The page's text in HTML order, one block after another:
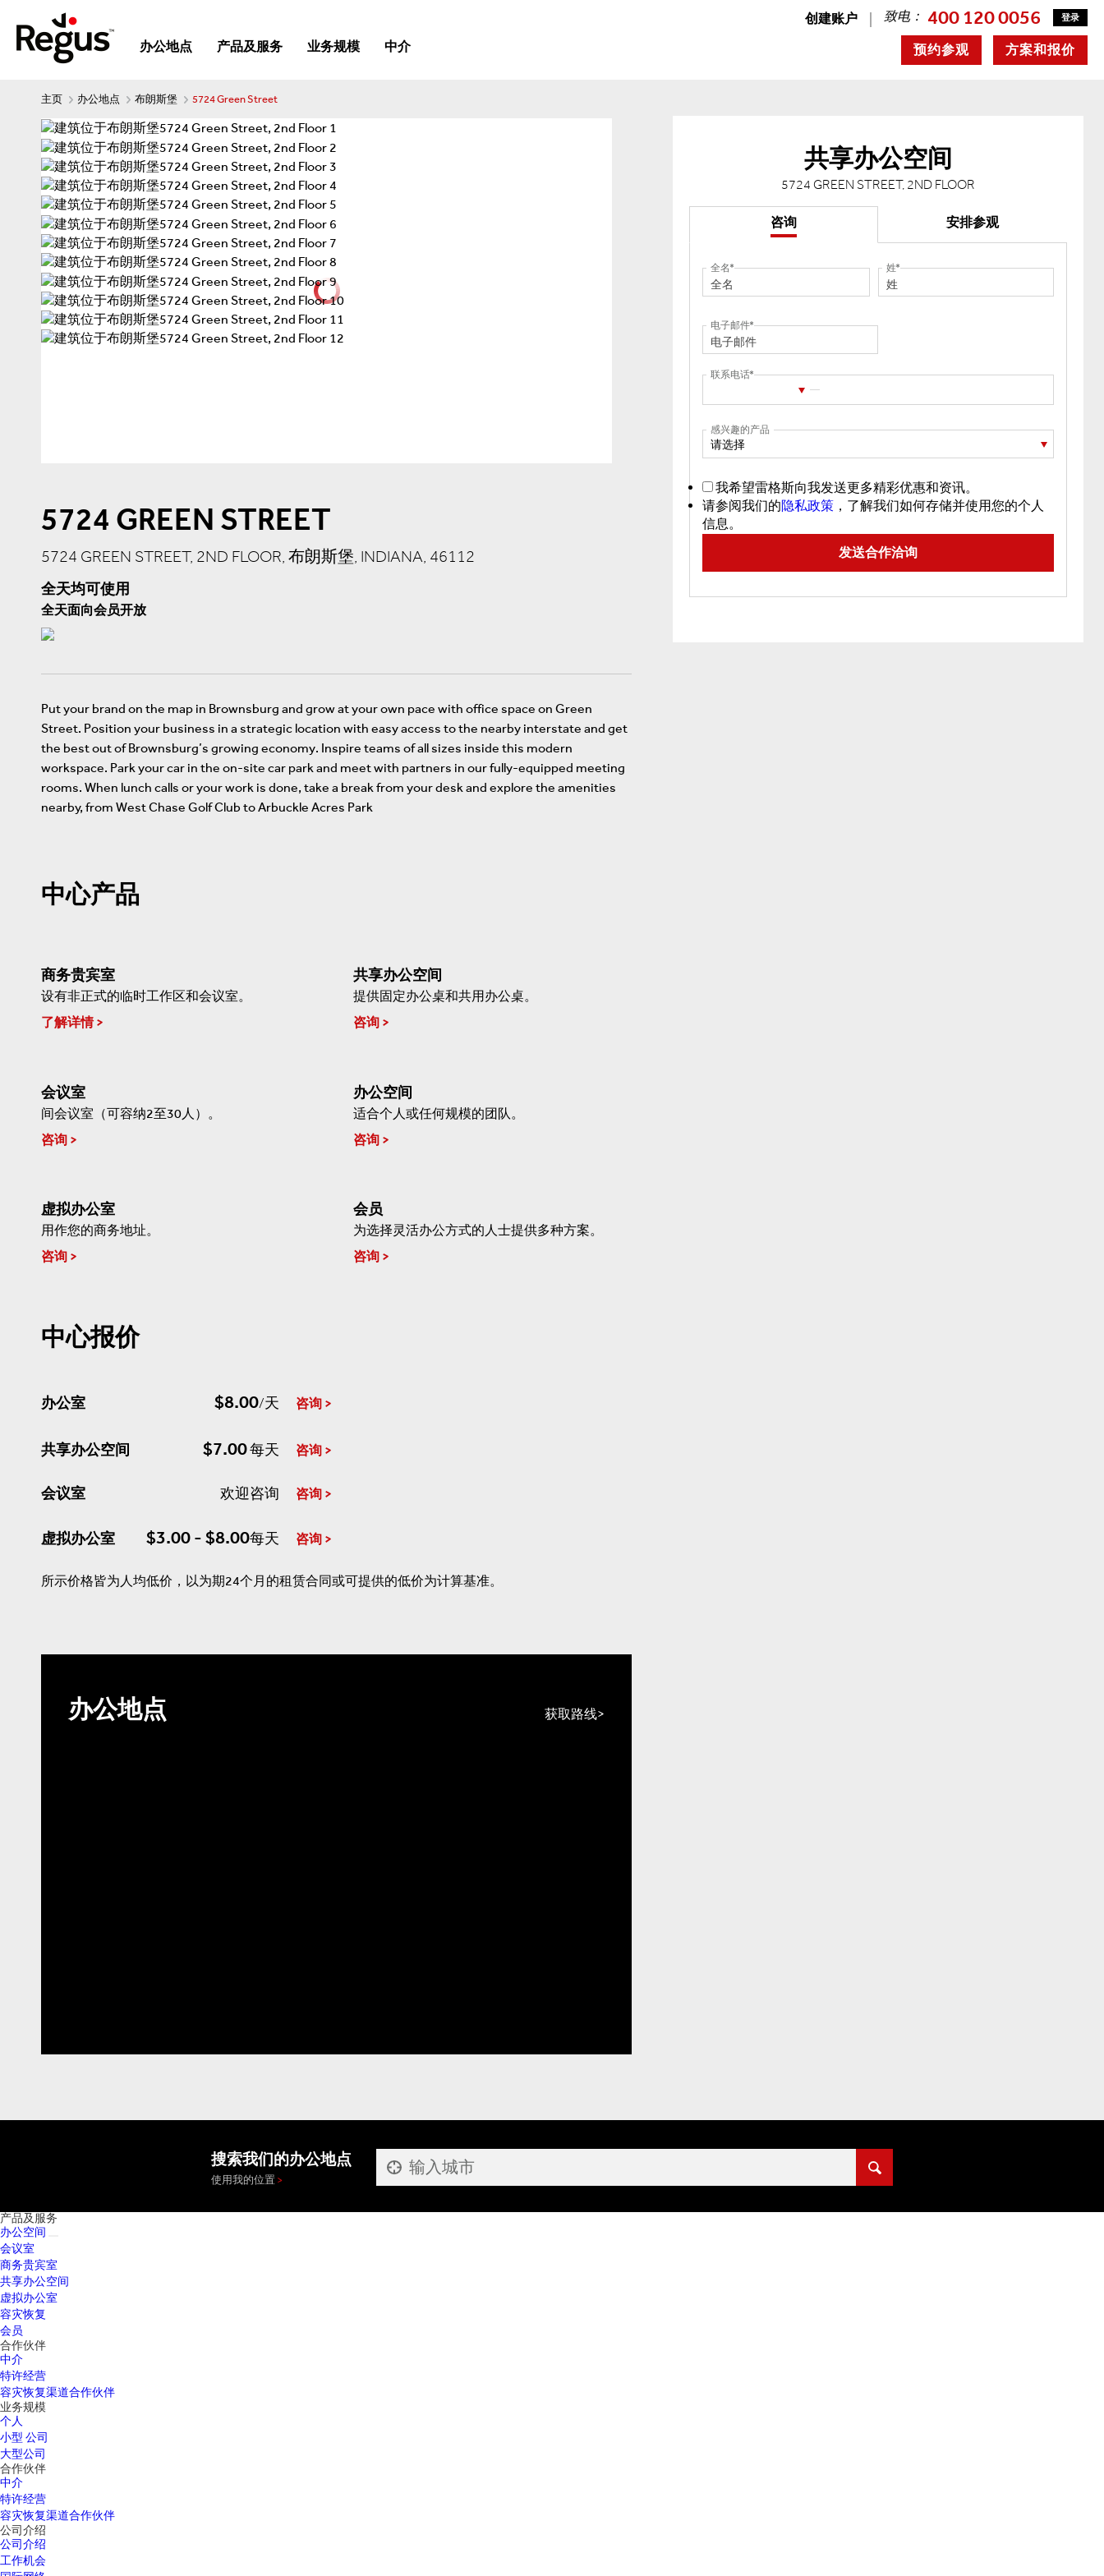
创建账户 致电： 400 120 0056 登录
方案和报价
预约参观
办公地点 产品及服务 业务规模 中介
主页 办公地点 布朗斯堡 5724 Green Street
5724 GREEN STREET
5724 GREEN STREET, 2ND FLOOR, 布朗斯堡, INDIANA, 46112
全天均可使用
全天面向会员开放
Put your brand on the map in Brownsburg and grow at your own pace with office space on Green
Street. Position your business in a strategic location with easy access to the nearby interstate and get
the best out of Brownsburg’s growing economy. Inspire teams of all sizes inside this modern
workspace. Park your car in the on-site car park and meet with partners in our fully-equipped meeting
rooms. When lunch calls or your work is done, take a break from your desk and explore the amenities
nearby, from West Chase Golf Club to Arbuckle Acres Park
中心产品
商务贵宾室
设有非正式的临时工作区和会议室。
了解详情
共享办公空间
提供固定办公桌和共用办公桌。
咨询
会议室
间会议室（可容纳2至30人）。
咨询
办公空间
适合个人或任何规模的团队。
咨询
虚拟办公室
用作您的商务地址。
咨询
会员
为选择灵活办公方式的人士提供多种方案。
咨询
中心报价
办公室 $8.00/天 咨询
共享办公空间 $7.00每天 咨询
会议室 欢迎咨询 咨询
虚拟办公室 $3.00 - $8.00每天 咨询
所示价格皆为人均低价，以为期24个月的租赁合同或可提供的低价为计算基准。
办公地点 获取路线
共享办公空间
5724 GREEN STREET, 2ND FLOOR
咨询 安排参观
全名 姓
电子邮件
联系电话
感兴趣的产品
请选择
我希望雷格斯向我发送更多精彩优惠和资讯。
请参阅我们的隐私政策 ，了解我们如何存储并使用您的个人
信息。
搜索我们的办公地点
使用我的位置
产品及服务
办公空间
会议室
商务贵宾室
共享办公空间
虚拟办公室
容灾恢复
会员
合作伙伴
中介
特许经营
容灾恢复渠道合作伙伴
业务规模
个人
小型 公司
大型公司
合作伙伴
中介
特许经营
容灾恢复渠道合作伙伴
公司介绍
公司介绍
工作机会